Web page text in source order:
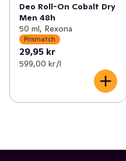
Deo Roll-On Cobalt Dry
Men 48h
50 ml, Rexona
Prismatch
29,95 kr
599,00 kr /l